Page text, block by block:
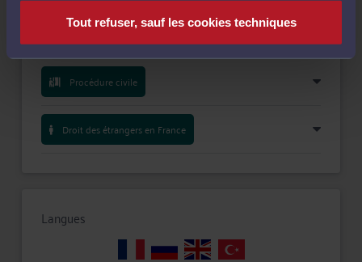
Tout refuser, sauf les cookies techniques
Procédure civile
Droit des étrangers en France
Langues